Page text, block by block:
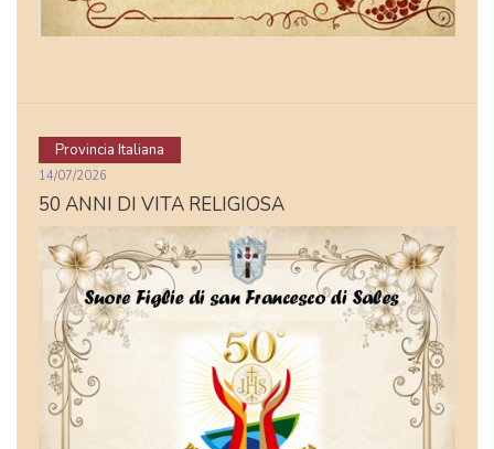
Provincia Italiana
14/07/2026
50 ANNI DI VITA RELIGIOSA